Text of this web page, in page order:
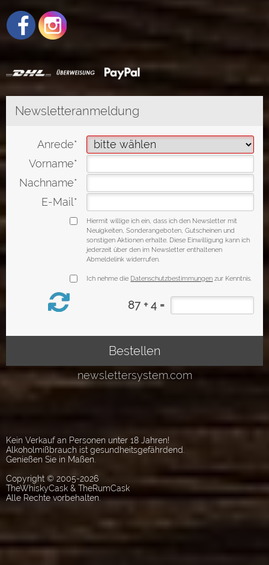
Kein Verkauf an Personen unter 18 Jahren!
Alkoholmißbrauch ist gesundheitsgefährdend.
Genießen Sie in Maßen.
Copyright © 2005-2026
TheWhiskyCask & TheRumCask
Alle Rechte vorbehalten.